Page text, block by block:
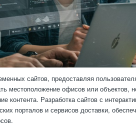
сайтов, предоставляя
местоположение офисов или объектов,
Разработка сайтов с
порталов и сервисов доставки,